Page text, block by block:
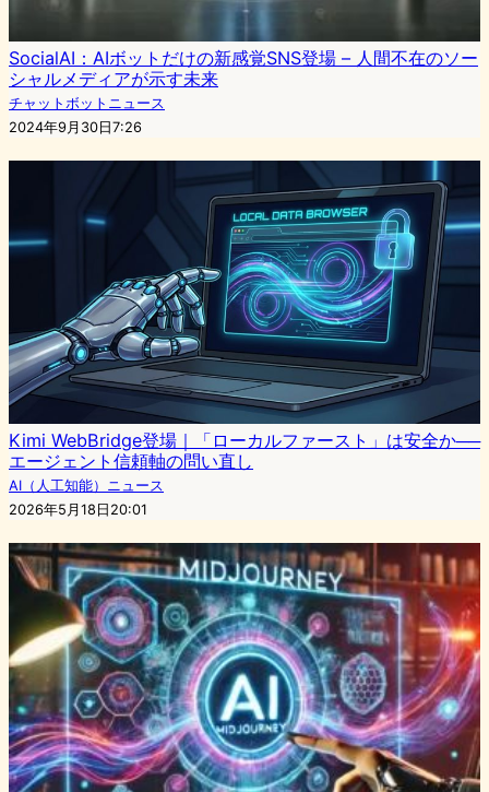
SocialAI：AIボットだけの新感覚SNS登場 – 人間不在のソー
シャルメディアが示す未来
チャットボットニュース
2024年9月30日7:26
Kimi WebBridge登場｜「ローカルファースト」は安全か──
エージェント信頼軸の問い直し
AI（人工知能）ニュース
2026年5月18日20:01